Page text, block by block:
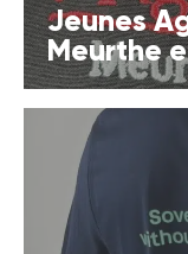
Jeunes
Meurthe